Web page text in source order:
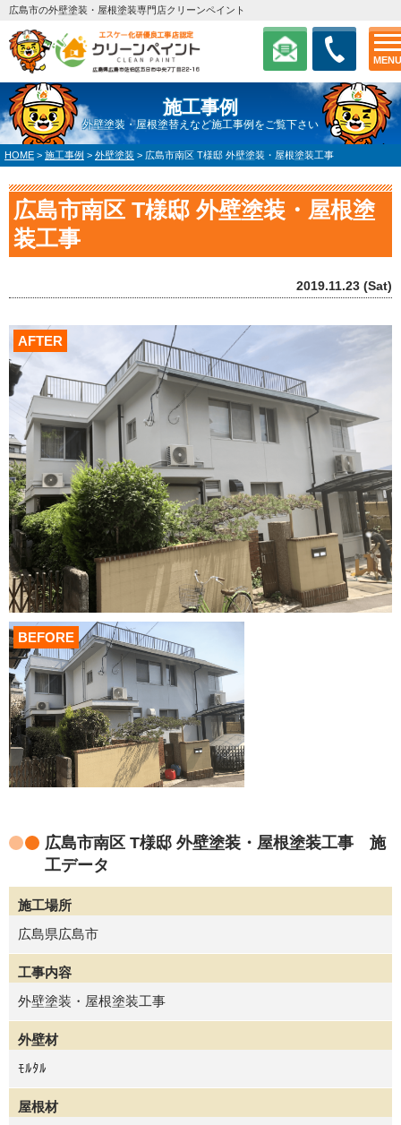
MENU
広島市の外壁塗装・屋根塗装専門店クリーンペイント
施工事例
外壁塗装・屋根塗替えなど施工事例をご覧下さい
HOME > 施工事例 > 外壁塗装 > 広島市南区 T様邸 外壁塗装・屋根塗装工事
広島市南区 T様邸 外壁塗装・屋根塗
装工事
2019.11.23 (Sat)
AFTER
BEFORE
広島市南区 T様邸 外壁塗装・屋根塗装工事 施
工データ
施工場所
広島県広島市
工事内容
外壁塗装・屋根塗装工事
外壁材
ﾓﾙﾀﾙ
屋根材